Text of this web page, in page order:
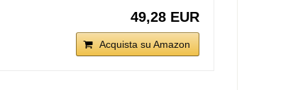
49,28 EUR
Acquista su Amazon